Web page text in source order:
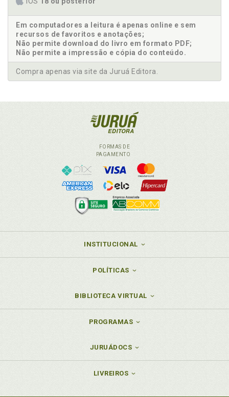
Em computadores a leitura é apenas online e sem
recursos de favoritos e anotações;
Não permite download do livro em formato PDF;
Não permite a impressão e cópia do conteúdo.
Compra apenas via site da Juruá Editora.
FORMAS DE
PAGAMENTO
INSTITUCIONAL
POLÍTICAS
BIBLIOTECA VIRTUAL
PROGRAMAS
JURUÁDOCS
LIVREIROS